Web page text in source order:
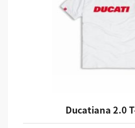
Ducatiana 2.0